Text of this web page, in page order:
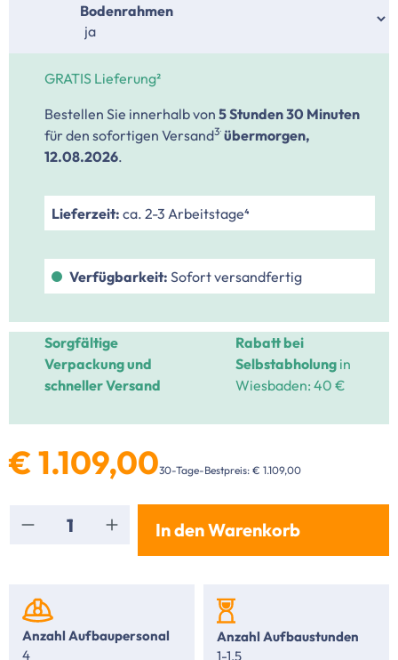
Bodenrahmenauswählen
GRATIS Lieferung²
Bestellen Sie innerhalb von 5 Stunden30 Minuten
für den sofortigen Versand3 übermorgen,
12.08.2026.
Lieferzeit: ca. 2-3 Arbeitstage⁴
Verfügbarkeit: Sofort versandfertig
Sorgfältige
Verpackung und
schneller Versand
Rabatt bei
Selbstabholung in
Wiesbaden: 40 €
€ 1.109,0030-Tage-Bestpreis: € 1.109,00
Produkt Anzahl: Gib den gewünschten
In den Warenkorb
Anzahl Aufbaupersonal
4
Anzahl Aufbaustunden
1-1,5